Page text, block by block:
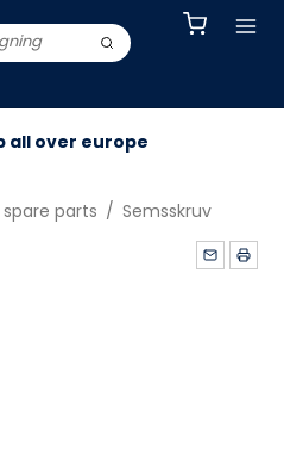
all over europe
parts / Semsskruv